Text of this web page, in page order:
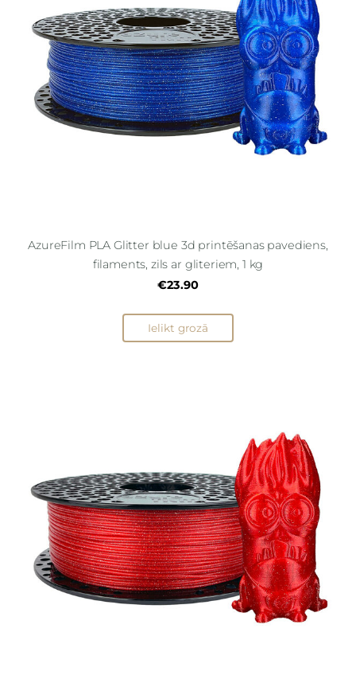
AzureFilm PLA Glitter blue 3d printēšanas pavediens,
filaments, zils ar gliteriem, 1 kg
€23.90
Ielikt grozā